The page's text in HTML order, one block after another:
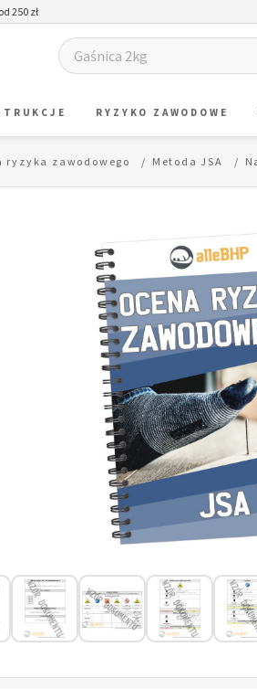
250 zł
RYZYKO ZAWODOWE
ryzyka zawodowego Metoda JSA